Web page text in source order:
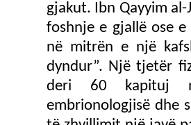
gjakut. Ibn Qayyim
foshnje e gjallë ose
në mitrën e një
dyndur”. Një tjetër
deri 60 kapituj
embrionologjisë dhe